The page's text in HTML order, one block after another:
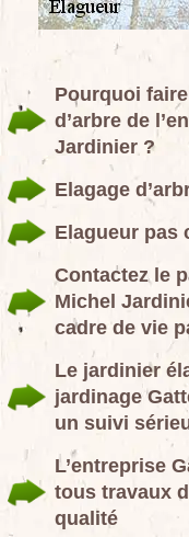
Pourquoi
d’arbre de
Jardinier ?
Elagage
Elagueur pas
Contactez le
Michel
cadre de vie
Le jardinier
jardinage
un suivi
L’entreprise
tous travaux
qualité